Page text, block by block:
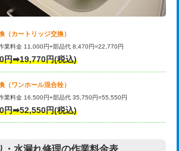
管（VP・HI）使
管（VP・HI）使
ニング鋼管・銅
使用/3ｍまで)
44,000円
用/3ｍ超え)
水処理・清掃・修
工など（中作業）
22,000円
水処理・清掃・修
工など（重作業）
33,000円
（カートリッジ交換）
業料金 11,000円+部品代 8,470円=22,770円
円➡19,770円(税込)
（ワンホール混合栓）
業料金 16,500円+部品代 35,750円=55,550円
円➡52,550円(税込)
・水漏れ修理の作業料金表